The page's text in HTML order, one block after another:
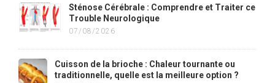
Sténose Cérébrale : Comprendre et Traiter ce
Trouble Neurologique
07/08/2026
Cuisson de la brioche : Chaleur tournante ou
traditionnelle, quelle est la meilleure option ?